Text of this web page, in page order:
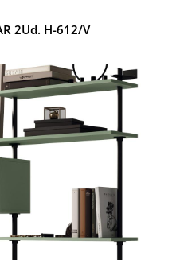
2Ud. H-612/V